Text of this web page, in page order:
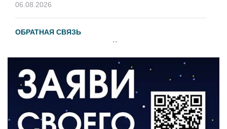
06.08.2026
ОБРАТНАЯ СВЯЗЬ
Администрация онлайн
ВЛАСТЬ
День памяти и «Симфония народов»
06.08.2026